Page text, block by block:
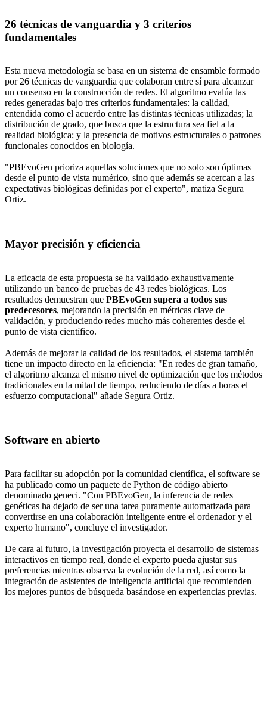
26 técnicas de vanguardia y 3 criterios
fundamentales
Esta nueva metodología se basa en un sistema de ensamble formado
por 26 técnicas de vanguardia que colaboran entre sí para alcanzar
un consenso en la construcción de redes. El algoritmo evalúa las
redes generadas bajo tres criterios fundamentales: la calidad,
entendida como el acuerdo entre las distintas técnicas utilizadas; la
distribución de grado, que busca que la estructura sea fiel a la
realidad biológica; y la presencia de motivos estructurales o patrones
funcionales conocidos en biología.
"PBEvoGen prioriza aquellas soluciones que no solo son óptimas
desde el punto de vista numérico, sino que además se acercan a las
expectativas biológicas definidas por el experto", matiza Segura
Ortiz.
Mayor precisión y eficiencia
La eficacia de esta propuesta se ha validado exhaustivamente
utilizando un banco de pruebas de 43 redes biológicas. Los
resultados demuestran que PBEvoGen supera a todos sus
predecesores, mejorando la precisión en métricas clave de
validación, y produciendo redes mucho más coherentes desde el
punto de vista científico.
Además de mejorar la calidad de los resultados, el sistema también
tiene un impacto directo en la eficiencia: "En redes de gran tamaño,
el algoritmo alcanza el mismo nivel de optimización que los métodos
tradicionales en la mitad de tiempo, reduciendo de días a horas el
esfuerzo computacional" añade Segura Ortiz.
Software en abierto
Para facilitar su adopción por la comunidad científica, el software se
ha publicado como un paquete de Python de código abierto
denominado geneci. "Con PBEvoGen, la inferencia de redes
genéticas ha dejado de ser una tarea puramente automatizada para
convertirse en una colaboración inteligente entre el ordenador y el
experto humano", concluye el investigador.
De cara al futuro, la investigación proyecta el desarrollo de sistemas
interactivos en tiempo real, donde el experto pueda ajustar sus
preferencias mientras observa la evolución de la red, así como la
integración de asistentes de inteligencia artificial que recomienden
los mejores puntos de búsqueda basándose en experiencias previas.